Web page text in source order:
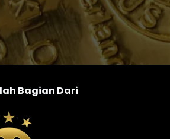
Bagian Dari